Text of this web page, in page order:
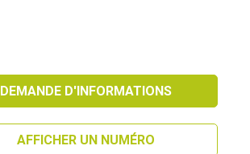
DEMANDE D'INFORMATIONS
AFFICHER UN NUMÉRO